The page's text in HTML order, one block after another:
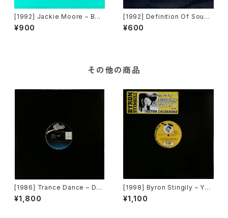
[1992] Jackie Moore – Bec
ause The Night [Discomag
ic Records]
¥900
[1992] Definition Of Sound
– What Are You Under [Cha
risma]
¥600
その他の商品
[1986] Trance Dance – Do
The Dance [Epic]
¥1,800
[1998] Byron Stingily – You
Make Me Feel (Mighty Rea
l) [Nervous Records]
¥1,100